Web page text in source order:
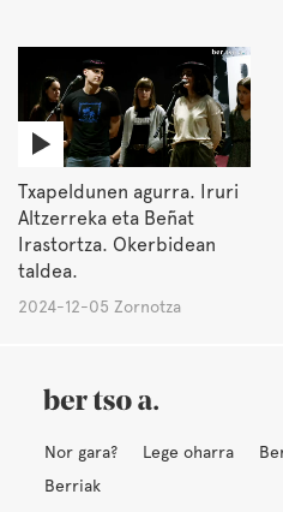
Txapeldunen agurra. Iruri
Altzerreka eta Beñat
Irastortza. Okerbidean
taldea.
2024-12-05 Zornotza
Nor gara? Lege oharra
Berriak